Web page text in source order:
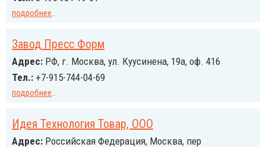
подробнее...
Завод Пресс Форм
Адрес: РФ, г. Москва, ул. Куусинена, 19а, оф. 416
Тел.: +7-915-744-04-69
подробнее...
Идея Технология Товар, ООО
Адрес: Российcкая Федерация, Москва, пер